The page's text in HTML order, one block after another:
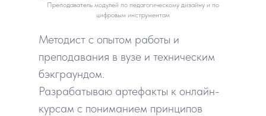
Преподаватель модулей по педагогическому дизайну и по
цифровым инструментам
Методист с опытом работы и
преподавания в вузе и техническим
бэкграундом.
Разрабатываю артефакты к онлайн-
курсам с пониманием принципов